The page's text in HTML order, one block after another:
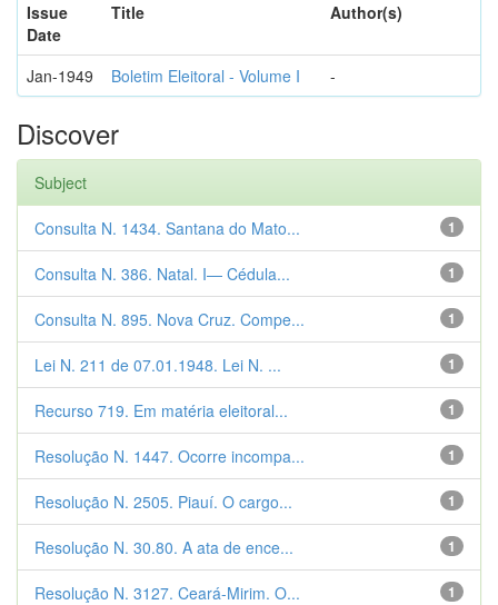
Issue
Date
Title Author(s)
Jan-1949 Boletim Eleitoral - Volume I -
Discover
Subject
1
Consulta N. 1434. Santana do Mato...
1
Consulta N. 386. Natal. I— Cédula...
1
Consulta N. 895. Nova Cruz. Compe...
1
Lei N. 211 de 07.01.1948. Lei N. ...
1
Recurso 719. Em matéria eleitoral...
1
Resolução N. 1447. Ocorre incompa...
1
Resolução N. 2505. Piauí. O cargo...
1
Resolução N. 30.80. A ata de ence...
1
Resolução N. 3127. Ceará-Mirim. O...